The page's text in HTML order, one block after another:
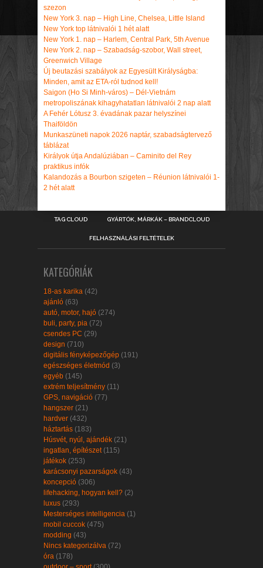
szezon
New York 3. nap – High Line, Chelsea, Little Island
New York top látnivalói 1 hét alatt
New York 1. nap – Harlem, Central Park, 5th Avenue
New York 2. nap – Szabadság-szobor, Wall street,
Greenwich Village
Új beutazási szabályok az Egyesült Királyságba:
Minden, amit az ETA-ról tudnod kell!
Saigon (Ho Si Minh-város) – Dél-Vietnám
metropoliszának kihagyhatatlan látnivalói 2 nap alatt
A Fehér Lótusz 3. évadának pazar helyszínei
Thaiföldön
Munkaszüneti napok 2026 naptár, szabadságtervező
táblázat
Királyok útja Andalúziában – Caminito del Rey
praktikus infók
Kalandozás a Bourbon szigeten – Réunion látnivalói 1-
2 hét alatt
TAG CLOUD GYÁRTÓK, MÁRKÁK – BRANDCLOUD
FELHASZNÁLÁSI FELTÉTELEK
KATEGÓRIÁK
18-as karika (42)
ajánló (63)
autó, motor, hajó (274)
buli, party, pia (72)
csendes PC (29)
design (710)
digitális fényképezőgép (191)
egészséges életmód (3)
egyéb (145)
extrém teljesítmény (11)
GPS, navigáció (77)
hangszer (21)
hardver (432)
háztartás (183)
Húsvét, nyúl, ajándék (21)
ingatlan, építészet (115)
játékok (253)
karácsonyi pazarságok (43)
koncepció (306)
lifehacking, hogyan kell? (2)
luxus (293)
Mesterséges intelligencia (1)
mobil cuccok (475)
modding (43)
Nincs kategorizálva (72)
óra (178)